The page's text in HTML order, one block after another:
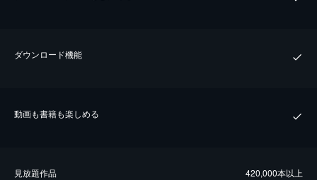
ダウンロード機能
動画も書籍も楽しめる
⾒放題作品 420,000本以上